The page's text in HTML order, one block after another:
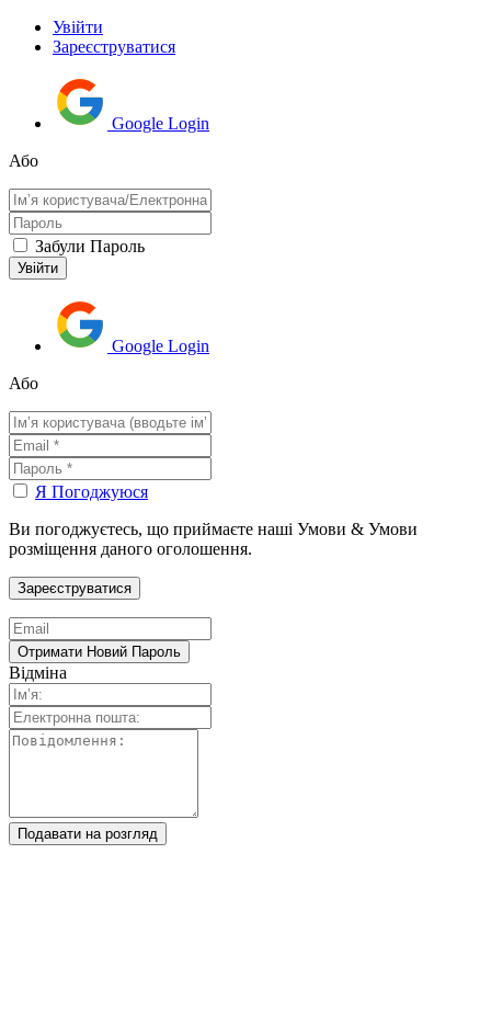
Увійти
Зареєструватися
Google Login
Або
Забули Пароль
Google Login
Або
Я Погоджуюся
Ви погоджуєтесь, що приймаєте наші Умови & Умови
розміщення даного оголошення.
Відміна